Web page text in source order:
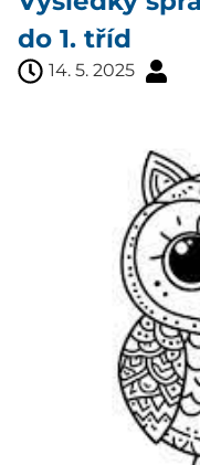
do 1. tříd
14. 5. 2025